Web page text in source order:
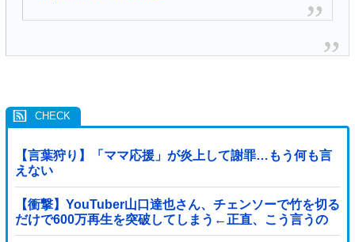
【言葉狩り】「ママ応援」が炎上して謝罪…もう何も言
えない
【衝撃】YouTuber山口達也さん、チェンソーで竹を切る
だけで600万再生を突破してしまう←正直、こう言うの
でいいんだよなw w w w w w w w